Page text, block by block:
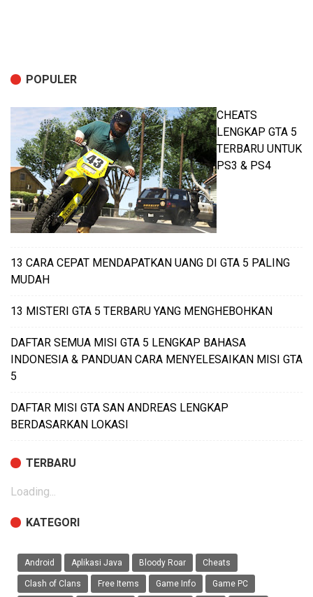
POPULER
CHEATS
LENGKAP GTA 5
TERBARU UNTUK
PS3 & PS4
13 CARA CEPAT MENDAPATKAN UANG DI GTA 5 PALING
MUDAH
13 MISTERI GTA 5 TERBARU YANG MENGHEBOHKAN
DAFTAR SEMUA MISI GTA 5 LENGKAP BAHASA
INDONESIA & PANDUAN CARA MENYELESAIKAN MISI GTA
5
DAFTAR MISI GTA SAN ANDREAS LENGKAP
BERDASARKAN LOKASI
TERBARU
Loading...
KATEGORI
Android Aplikasi Java Bloody Roar Cheats
Clash of Clans Free Items Game Info Game PC